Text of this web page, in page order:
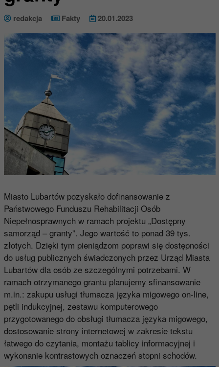
redakcja Fakty 20.01.2023
Miasto Lubartów pozyskało dofinansowanie z
Państwowego Funduszu Rehabilitacji Osób
Niepełnosprawnych w ramach projektu „Dostępny
samorząd – granty”. Jego wartość to ponad 39 tys.
złotych. Dzięki tym pieniądzom poprawi się dostępności
do usług publicznych świadczonych przez Urząd Miasta
Lubartów dla osób ze szczególnymi potrzebami. W
ramach otrzymanego grantu planujemy sfinansowanie
m.in.: zakupu usługi tłumacza języka migowego on-line,
pętli indukcyjnej, zestawu komputerowego
przygotowanego do obsługi tłumacza języka migowego,
dostosowanie strony internetowej w zakresie tekstu
łatwego do czytania, montażu tablicy informacyjnej i
wykonanie kontrastowych oznaczeń stopni schodów.